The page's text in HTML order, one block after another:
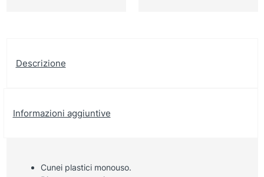
Descrizione
Informazioni aggiuntive
Cunei plastici monouso.